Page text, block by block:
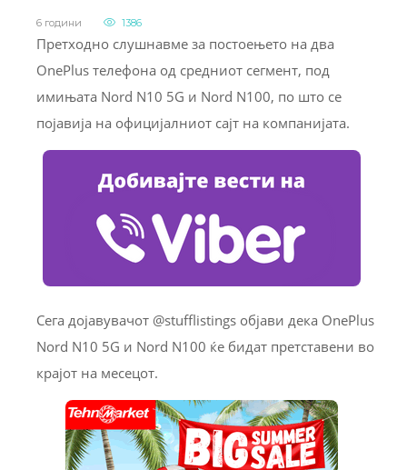
6 години 1386
Претходно слушнавме за постоењето на два
OnePlus телефона од средниот сегмент, под
имињата Nord N10 5G и Nord N100, по што се
појавија на официјалниот сајт на компанијата.
Сега дојавувачот @stufflistings објави дека OnePlus
Nord N10 5G и Nord N100 ќе бидат претставени во
крајот на месецот.